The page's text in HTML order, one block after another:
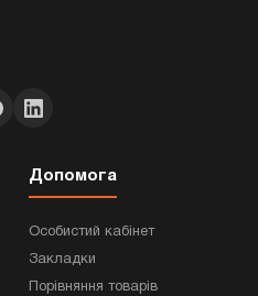
Допомога
Особистий кабінет
Закладки
Порівняння товарів